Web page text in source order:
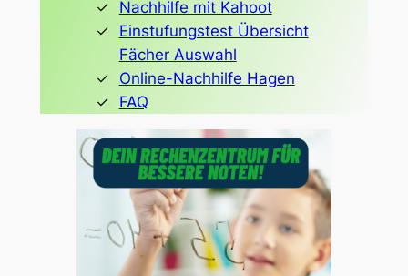
Nachhilfe mit Kahoot
Einstufungstest Übersicht
Fächer Auswahl
Online-Nachhilfe Hagen
FAQ